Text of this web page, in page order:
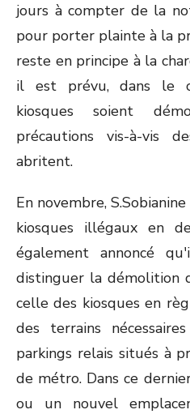
jours à compter de la
pour porter plainte à la
reste en principe à la
il est prévu, dans le
kiosques soient
précautions vis-à-vis
abritent.
En novembre,
kiosques illégaux en
également annoncé
distinguer la démolition
celle des kiosques en
des terrains
parkings relais situés à
de métro. Dans ce
ou un nouvel